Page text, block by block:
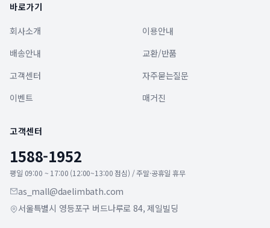
바로가기
회사소개
이용안내
배송안내
교환/반품
고객센터
자주묻는질문
이벤트
매거진
고객센터
1588-1952
평일 09:00 ~ 17:00 (12:00~13:00 점심) / 주말·공휴일 휴무
as_mall@daelimbath.com
서울특별시 영등포구 버드나루로 84, 제일빌딩